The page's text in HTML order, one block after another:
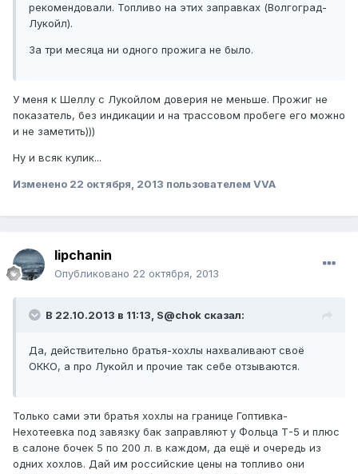
рекомендовали. Топливо на этих заправках (Волгоград-
Лукойл).
За три месяца ни одного прожига не было.
У меня к Шеллу с Лукойлом доверия не меньше. Прожиг не
показатель, без индикации и на трассовом пробеге его можно
и не заметить)))
Ну и всяк кулик...
Изменено 22 октября, 2013 пользователем VVA
lipchanin
Опубликовано 22 октября, 2013
В 22.10.2013 в 11:13, S@chok сказал:
Да, действительно братья-хохлы нахваливают своё
ОККО, а про Лукойл и прочие так себе отзываются.
Только сами эти братья хохлы на границе Гоптивка-
Нехотеевка под завязку бак заправляют у Фольца Т-5 и плюс
в салоне бочек 5 по 200 л. в каждом, да ещё и очередь из
одних хохлов. Дай им российские цены на топливо они